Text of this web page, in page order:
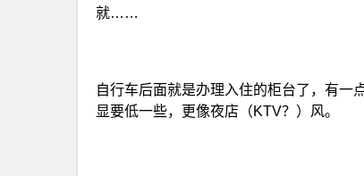
就……
自行车后面就是办理入住的柜台了，有一
显要低一些，更像夜店（KTV？）风。